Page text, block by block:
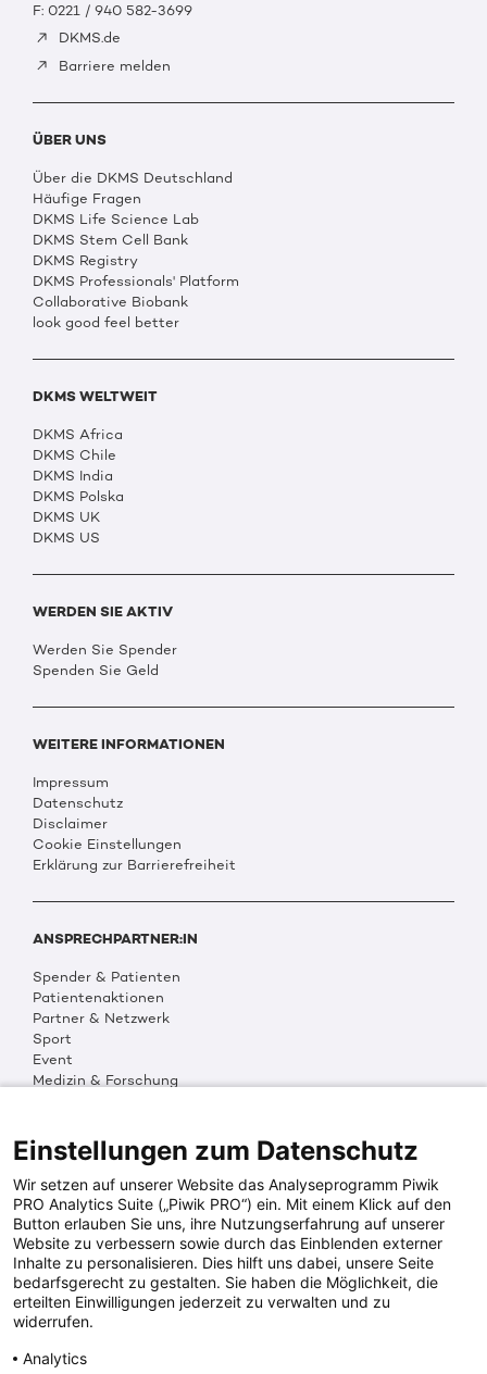
F: 0221 / 940 582-3699
DKMS.de
Barriere melden
ÜBER UNS
Über die DKMS Deutschland
Häufige Fragen
DKMS Life Science Lab
DKMS Stem Cell Bank
DKMS Registry
DKMS Professionals' Platform
Collaborative Biobank
look good feel better
DKMS WELTWEIT
DKMS Africa
DKMS Chile
DKMS India
DKMS Polska
DKMS UK
DKMS US
WERDEN SIE AKTIV
Werden Sie Spender
Spenden Sie Geld
WEITERE INFORMATIONEN
Impressum
Datenschutz
Disclaimer
Cookie Einstellungen
Erklärung zur Barrierefreiheit
ANSPRECHPARTNER:IN
Spender & Patienten
Patientenaktionen
Partner & Netzwerk
Sport
Event
Medizin & Forschung
Multimedia
Social Media
PRESSEINFOS
Fotos & Media
Digitale Pressemappen
Patientenaktionen
Einstellungen zum Datenschutz
Wir setzen auf unserer Website das Analyseprogramm Piwik
PRO Analytics Suite („Piwik PRO“) ein. Mit einem Klick auf den
Button erlauben Sie uns, ihre Nutzungserfahrung auf unserer
Website zu verbessern sowie durch das Einblenden externer
Inhalte zu personalisieren. Dies hilft uns dabei, unsere Seite
bedarfsgerecht zu gestalten. Sie haben die Möglichkeit, die
erteilten Einwilligungen jederzeit zu verwalten und zu
widerrufen.
Analytics